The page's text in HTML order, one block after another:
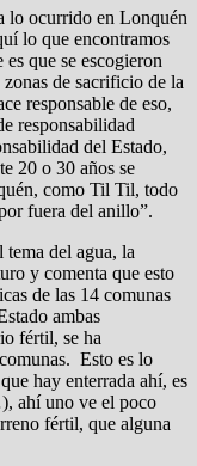
lo ocurrido en Lonquén
lo que encontramos
que se escogieron
de sacrificio de la
responsable de eso,
responsabilidad
del Estado,
20 o 30 años se
como Til Til, todo
fuera del anillo”.
del agua, la
y comenta que esto
de las 14 comunas
ambas
fértil, se ha
Esto es lo
hay enterrada ahí, es
ahí uno ve el poco
fértil, que alguna